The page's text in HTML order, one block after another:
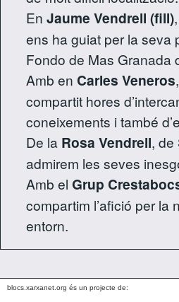
En Jaume Vendrell (fill)
ens ha guiat per la seva
Fondo de Mas Granada
Amb en Carles Veneros
compartit hores
coneixements i també
De la Rosa Vendrell, de
admirem les seves
Amb el Grup
compartim l’afició per la
entorn.
blocs.xarxanet.org és un projecte de: